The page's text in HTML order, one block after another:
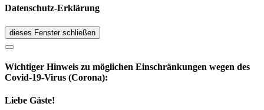
Datenschutz-Erklärung
dieses Fenster schließen
Wichtiger Hinweis zu möglichen Ein­schränk­ungen wegen des
Covid-19-Virus (Corona):
Liebe Gäste!